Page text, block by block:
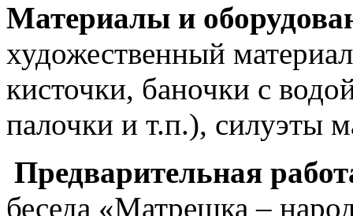
Материалы и
художественный
кисточки, баночки с
палочки и т.п.), силуэты
Предварительная
беседа «Матрешка –